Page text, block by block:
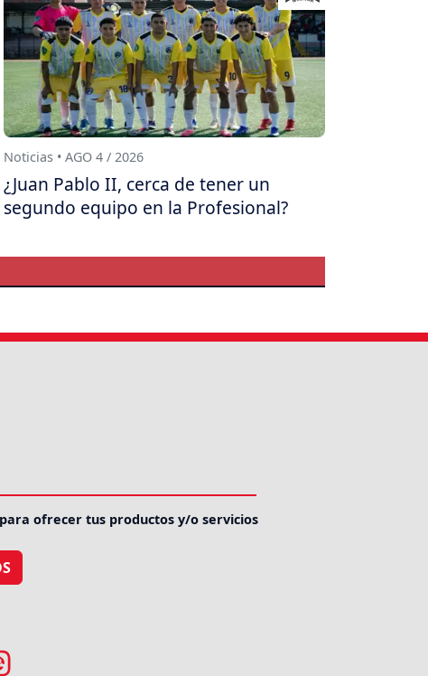
Noticias • AGO 4 / 2026
¿Juan Pablo II, cerca de tener un
segundo equipo en la Profesional?
ofrecer tus productos y/o servicios